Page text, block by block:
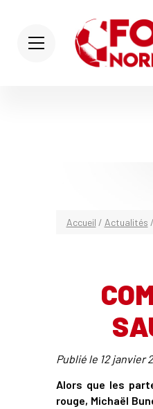
Accueil / Actualités /
Publié le 12 janvier
Alors que les
rouge, Michaël